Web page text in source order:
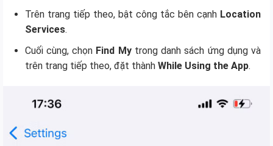
Trên trang tiếp theo, bật công tắc bên cạnh Location
Services.
Cuối cùng, chọn Find Mytrong danh sách ứng dụng và
trên trang tiếp theo, đặt thành While Using the App.